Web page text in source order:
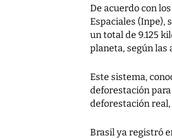
De acuerdo con
Espaciales (Inpe),
un total de 9.125
planeta, según las
Este sistema,
deforestación
deforestación
Brasil ya registró